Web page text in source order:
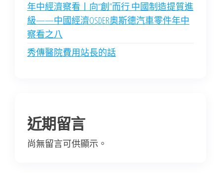
年中經濟察看丨向“創”而行 中國制造提質進
級——中國經濟OSDER奧斯德汽車零件年中
察看之八
秀傳醫院費用站長的話
近期留言
尚無留言可供顯示。